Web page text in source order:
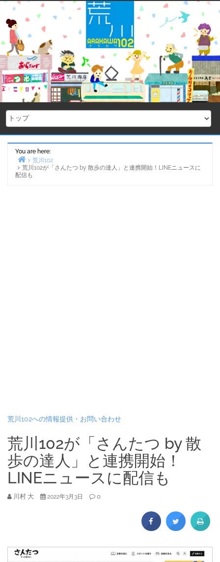
Skip
content
You are here:
Home
荒川102
荒川102が「さんたつ by 散歩の達人」と連携開始！LINEニュースに
配信も
荒川102への情報提供・お問い合わせ
荒川102が「さんたつ by 散
歩の達人」と連携開始！
LINEニュースに配信も
川村 大 2022年3月3日 0